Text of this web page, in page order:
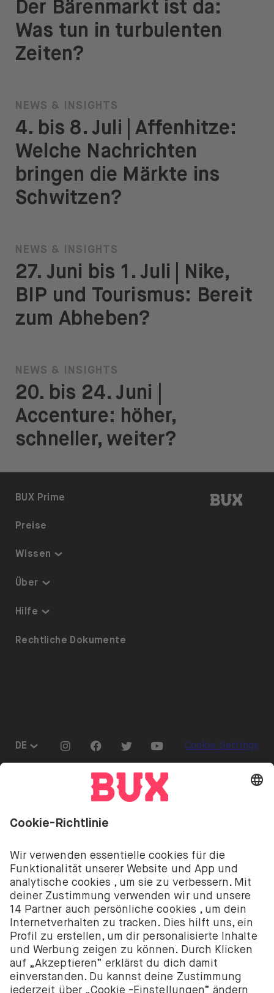
Der Bärenmarkt ist da:
Was tun in turbulenten
Zeiten?
NEWS & INSIGHTS
4. bis 8. Juli | Affenhitze:
Welche Nachrichten
bringen die Märkte ins
Schwitzen?
NEWS & INSIGHTS
27. Juni bis 1. Juli | Nike,
BIP und Tourismus: Bereit
zum Abheben?
NEWS & INSIGHTS
20. bis 24. Juni |
Accenture: höher,
schneller, weiter?
BUX |
BUX Prime
Preise
Wissen
Thematisch investieren
Dividenden
Über
Sicherheit & Schutz
Hilfe
Barrierefreiheit
Rechtliche Dokumente
DE
Öffnen Sie das Sprachwechselmenü
Go to "Instagram"
Go to "Facebook"
Go to "Twitter"
Go to "Youtube"
Cookie Settings
Investitionen sind mit Risiken verbunden. Du
könntest deine Einlage verlieren.
von BUX B.V. bereitgestellt. BUX B.V. ist bei der
niederländischen Handelskammer registriert unter
der Nummer 58403949. BUX B.V. wird von der
Niederländischen Aufsichtsbehörde für die
Finanzmärkte (Autoriteit Financiële Markten – AFM)
autorisiert und reguliert.
BUX B.V. bietet keine Anlageberatung an und Anleger
sollten entweder ihre eigenen Entscheidungen
treffen oder unabhängige Beratung in Anspruch